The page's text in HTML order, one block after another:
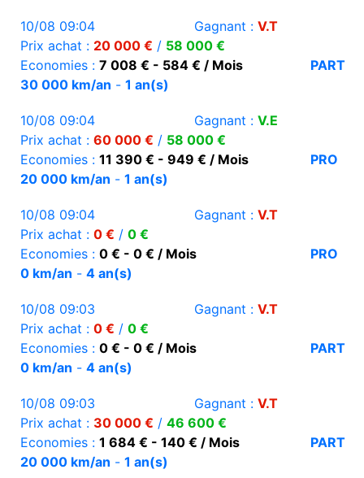
10/08 09:04 Gagnant : V.T
Prix achat : 20 000 € / 58 000 €
Economies : 7 008 € - 584 € / Mois
PART
30 000 km/an - 1 an(s)
10/08 09:04 Gagnant : V.E
Prix achat : 60 000 € / 58 000 €
Economies : 11 390 € - 949 € / Mois
PRO
20 000 km/an - 1 an(s)
10/08 09:04 Gagnant : V.T
Prix achat : 0 € / 0 €
Economies : 0 € - 0 € / Mois
PRO
0 km/an - 4 an(s)
10/08 09:03 Gagnant : V.T
Prix achat : 0 € / 0 €
Economies : 0 € - 0 € / Mois
PART
0 km/an - 4 an(s)
10/08 09:03 Gagnant : V.T
Prix achat : 30 000 € / 46 600 €
Economies : 1 684 € - 140 € / Mois
PART
20 000 km/an - 1 an(s)